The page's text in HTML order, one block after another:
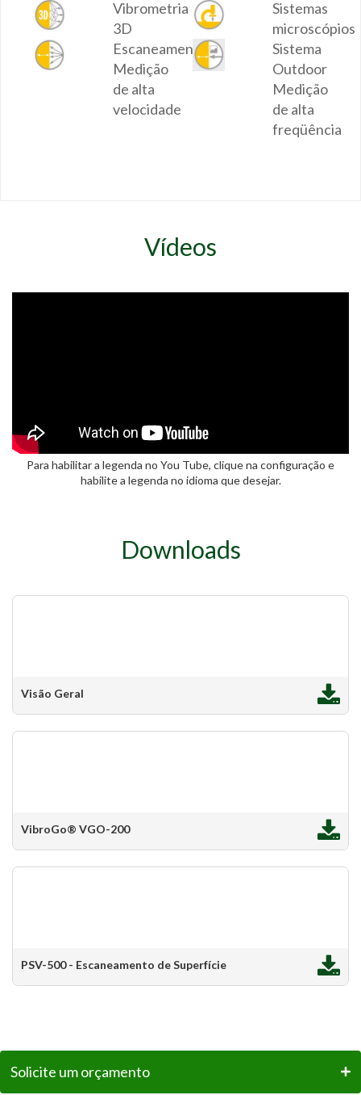
Vibrometria
3D
Sistemas
microscópios
Escaneamento
Medição
de alta
velocidade
Sistema
Outdoor
Medição
de alta
freqüência
Vídeos
Para habilitar a legenda no You Tube, clique na configuração e
habilite a legenda no idioma que desejar.
Downloads
Visão Geral
VibroGo® VGO-200
PSV-500 - Escaneamento de Superfície
Solicite um orçamento